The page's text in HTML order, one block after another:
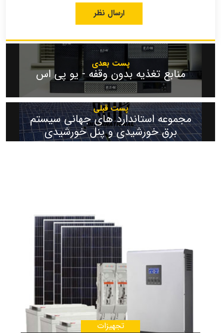
پست بعدی
منابع تغذیه بدون وقفه - یو پی اس
پست قبلی
مجموعه استاندارد های جهانی سیستم
برق خورشیدی و پنل خورشیدی
تجهیزات